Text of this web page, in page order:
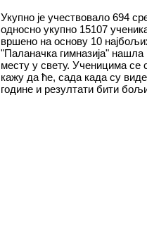
Укупно је учествовало 694
односно укупно 15107
вршено на основу 10
"Паланачка гимназија"
месту у свету. Ученицима се
кажу да ће, сада када су
године и резултати бити